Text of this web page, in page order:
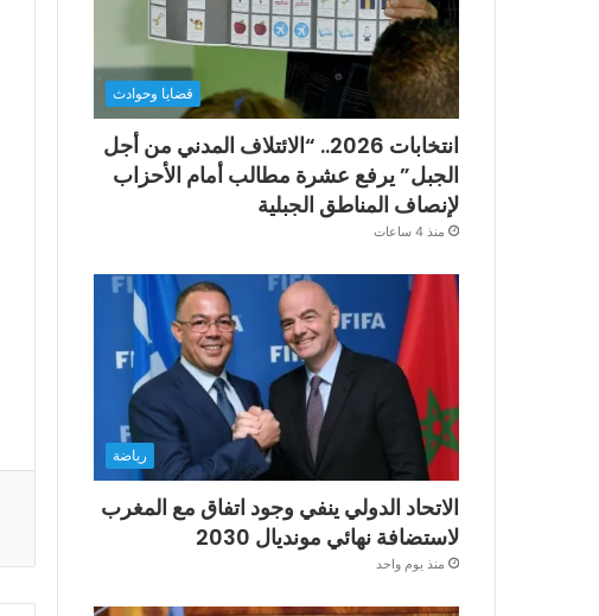
قضايا وحوادث
انتخابات 2026.. “الائتلاف المدني من أجل
الجبل” يرفع عشرة مطالب أمام الأحزاب
لإنصاف المناطق الجبلية
منذ 4 ساعات
رياضة
الاتحاد الدولي ينفي وجود اتفاق مع المغرب
لاستضافة نهائي مونديال 2030
منذ يوم واحد